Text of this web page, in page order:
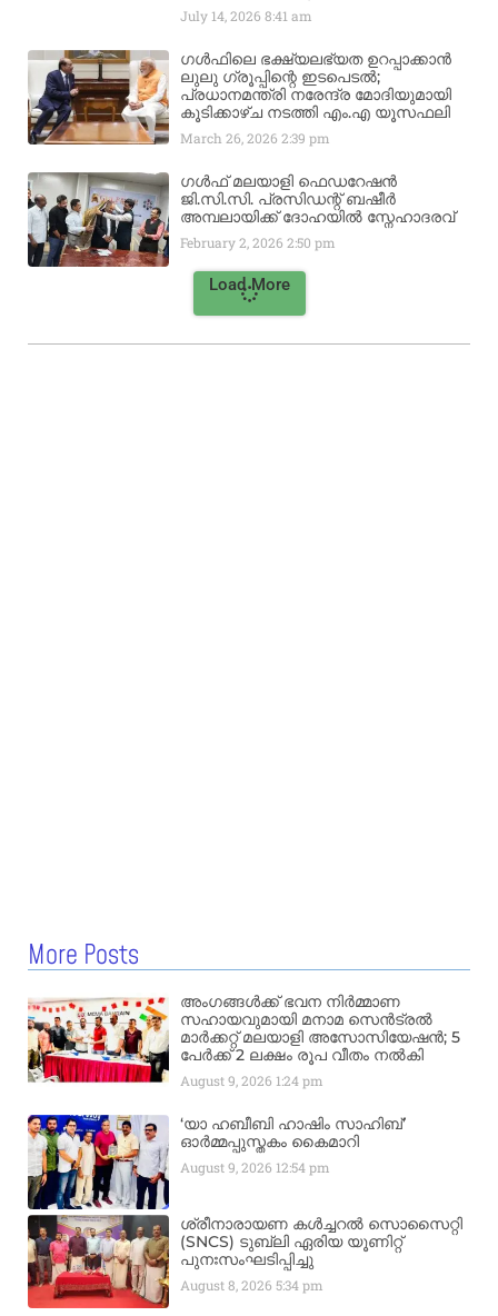
July 14, 20268:41 am
ഗൾഫിലെ ഭക്ഷ്യലഭ്യത ഉറപ്പാക്കാൻ
ലുലു ഗ്രൂപ്പിന്റെ ഇടപെടൽ;
പ്രധാനമന്ത്രി നരേന്ദ്ര മോദിയുമായി
കൂടിക്കാഴ്ച നടത്തി എം.എ യൂസഫലി
March 26, 20262:39 pm
ഗൾഫ് മലയാളി ഫെഡറേഷൻ
ജി.സി.സി. പ്രസിഡന്റ് ബഷീർ
അമ്പലായിക്ക് ദോഹയിൽ സ്നേഹാദരവ്
February 2, 20262:50 pm
Load More
More Posts
അംഗങ്ങൾക്ക് ഭവന നിർമ്മാണ
സഹായവുമായി മനാമ സെൻട്രൽ
മാർക്കറ്റ് മലയാളി അസോസിയേഷൻ; 5
പേർക്ക് 2 ലക്ഷം രൂപ വീതം നൽകി
August 9, 2026 1:24 pm
‘യാ ഹബീബി ഹാഷിം സാഹിബ്’
ഓർമ്മപ്പുസ്തകം കൈമാറി
August 9, 2026 12:54 pm
ശ്രീനാരായണ കൾച്ചറൽ സൊസൈറ്റി
(SNCS) ടുബ്ലി ഏരിയ യൂണിറ്റ്
പുനഃസംഘടിപ്പിച്ചു
August 8, 20265:34 pm